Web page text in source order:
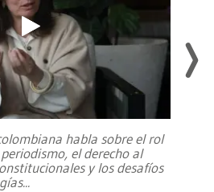
habla sobre el rol
el derecho al
y los desafíos
...